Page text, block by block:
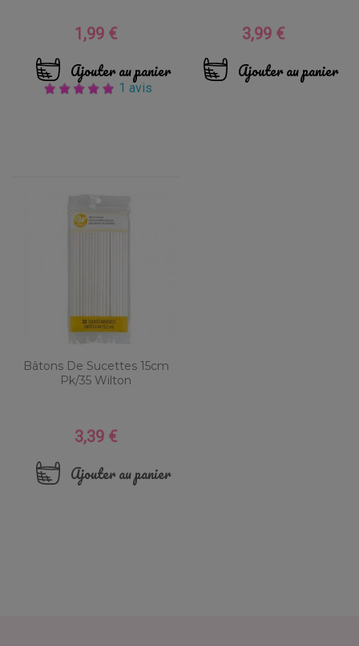
Prix
1,99 €
Ajouter au panier
1 avis
Prix
3,99 €
Ajouter au panier
Bâtons De Sucettes 15cm
Pk/35 Wilton
Prix
3,39 €
Ajouter au panier